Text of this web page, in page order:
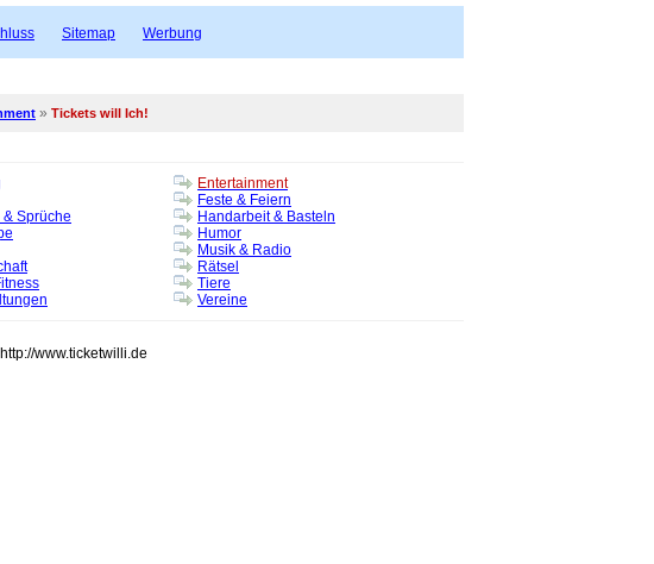
Sitemap Werbung
» Tickets will Ich!
Entertainment
Feste & Feiern
Sprüche
Handarbeit & Basteln
Humor
Musik & Radio
Rätsel
Tiere
Vereine
www.ticketwilli.de